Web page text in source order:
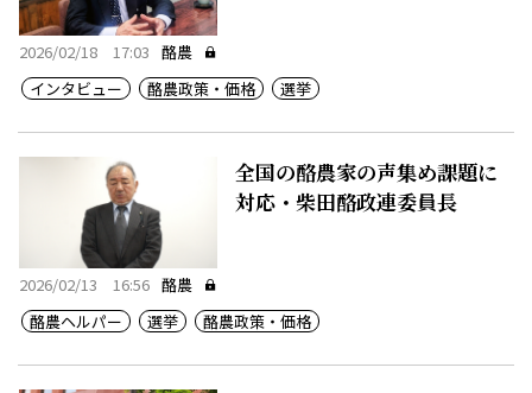
2026/02/18 17:03 酪農
インタビュー
酪農政策・価格 選挙
全国の酪農家の声集め課題に
対応・柴田酪政連委員長
2026/02/13 16:56 酪農
酪農ヘルパー
選挙 酪農政策・価格